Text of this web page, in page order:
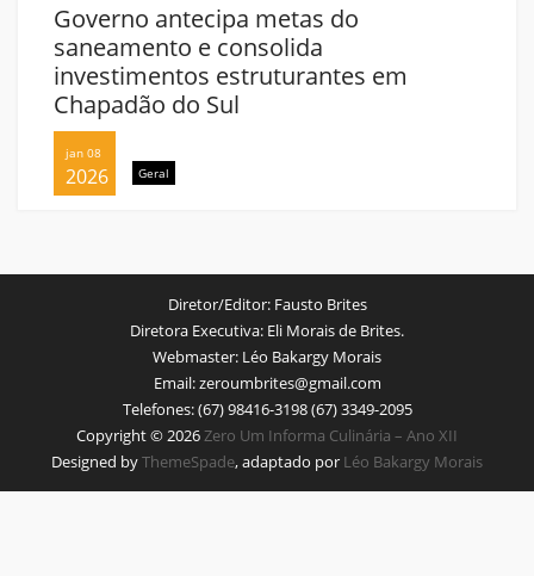
do
em
Governo antecipa metas
saneamento e consolida
investimentos
Diretor/Editor:Fausto Brites
Diretora Executiva: Eli Morais de Brites.
Webmaster: Léo Bakargy Morais
Email:zeroumbrites@gmail.com
Telefones:(67) 98416-3198 (67) 3349-2095
Copyright © 2026Zero Um Informa Culinária – Ano XII
Designed byThemeSpade, adaptado por Léo Bakargy Morais